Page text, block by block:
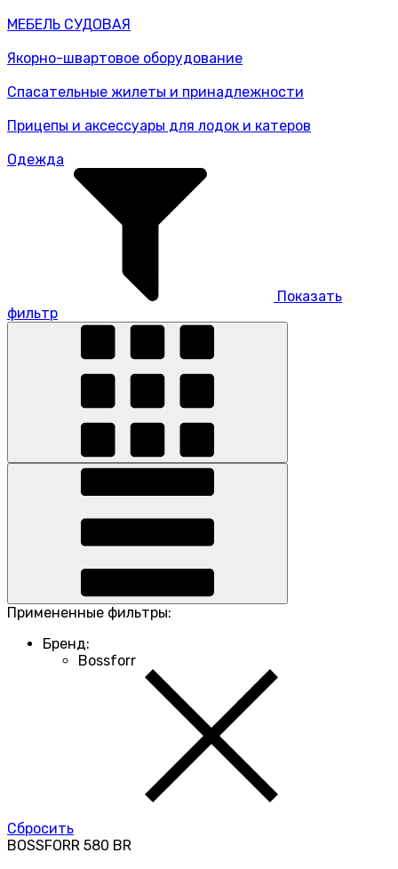
МЕБЕЛЬ СУДОВАЯ
Якорно-швартовое оборудование
Спасательные жилеты и принадлежности
Прицепы и аксессуары для лодок и катеров
Одежда
Показать
фильтр
Примененные фильтры:
Бренд:
Bossforr
Cбросить
BOSSFORR 580 BR